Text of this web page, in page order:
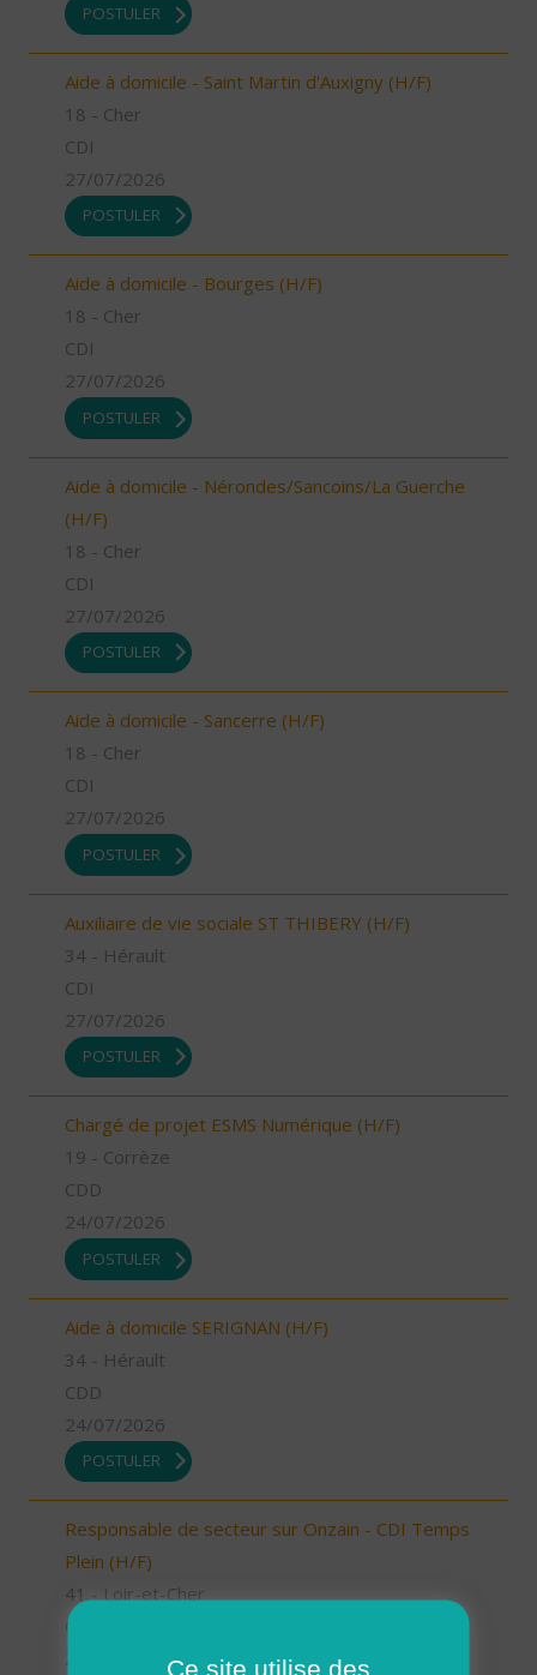
POSTULER
Aide à domicile - Saint Martin d'Auxigny (H/F)
18 - Cher
CDI
27/07/2026
POSTULER
Aide à domicile - Bourges (H/F)
18 - Cher
CDI
27/07/2026
POSTULER
Aide à domicile - Nérondes/Sancoins/La Guerche
(H/F)
18 - Cher
CDI
27/07/2026
POSTULER
Aide à domicile - Sancerre (H/F)
18 - Cher
CDI
27/07/2026
POSTULER
Auxiliaire de vie sociale ST THIBERY (H/F)
34 - Hérault
CDI
27/07/2026
POSTULER
Chargé de projet ESMS Numérique (H/F)
19 - Corrèze
CDD
24/07/2026
POSTULER
Aide à domicile SERIGNAN (H/F)
34 - Hérault
CDD
24/07/2026
POSTULER
Responsable de secteur sur Onzain - CDI Temps
Plein (H/F)
41 - Loir-et-Cher
CDI
Ce site utilise des